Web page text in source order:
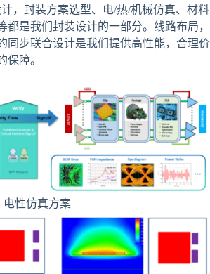
，封装方案选型、电/热/机械仿真、材料
都是我们封装设计的一部分。线路布局，
同步联合设计是我们提供高性能，合理价
保障。
电性仿真方案